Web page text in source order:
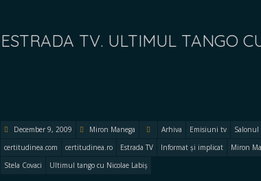
ESTRADA TV. ULTIMUL TANGO
December 9, 2009 Miron Manega Arhiva Emisiuni tv
certitudinea.com
certitudinea.ro Estrada TV Informat și implicat Miron
Stela Covaci
Ultimul tango cu Nicolae Labiș